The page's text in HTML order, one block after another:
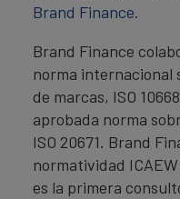
Brand Finance.
Brand Finance
norma internacional
de marcas, ISO
aprobada norma
ISO 20671. Brand
normatividad
es la primera